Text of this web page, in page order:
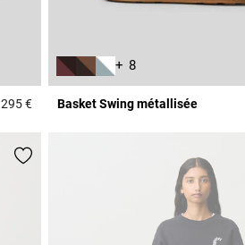
295 €5 out of 5 Customer Rating
+ 8
Basket Swing métallisée